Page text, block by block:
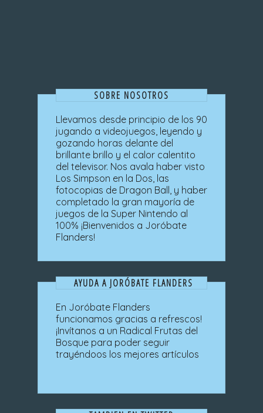
SOBRE NOSOTROS
Llevamos desde principio de los 90
jugando a videojuegos, leyendo y
gozando horas delante del
brillante brillo y el calor calentito
del televisor. Nos avala haber visto
Los Simpson en la Dos, las
fotocopias de Dragon Ball, y haber
completado la gran mayoría de
juegos de la Super Nintendo al
100% ¡Bienvenidos a Joróbate
Flanders!
AYUDA A JORÓBATE FLANDERS
En Joróbate Flanders
funcionamos gracias a refrescos!
¡Invítanos a un Radical Frutas del
Bosque para poder seguir
trayéndoos los mejores artículos